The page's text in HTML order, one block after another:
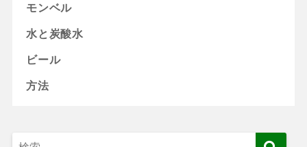
モンベル
水と炭酸水
ビール
方法